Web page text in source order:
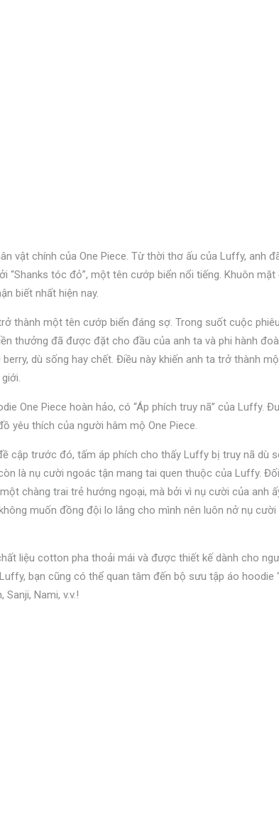
vật chính của One Piece. Từ thời thơ ấu của Luffy, anh
tóc đỏ”, một tên cướp biển nổi tiếng. Khuôn mặt
biết nhất hiện nay.
thành một tên cướp biển đáng sợ. Trong suốt cuộc
thưởng đã được đặt cho đầu của anh ta và phi hành
dù sống hay chết. Điều này khiến anh ta trở thành
One Piece hoàn hảo, có “Áp phích truy nã” của Luffy.
yêu thích của người hâm mộ One Piece.
cập trước đó, tấm áp phích cho thấy Luffy bị truy nã dù
là nụ cười ngoác tận mang tai quen thuộc của Luffy.
chàng trai trẻ hướng ngoại, mà bởi vì nụ cười của anh
muốn đồng đội lo lắng cho mình nên luôn nở nụ cười
liệu cotton pha thoải mái và được thiết kế dành cho
bạn cũng có thể quan tâm đến bộ sưu tập áo hoodie
Nami, v.v.!